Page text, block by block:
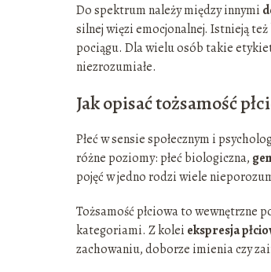
Do spektrum należy między innymi
silnej więzi emocjonalnej. Istnieją
pociągu. Dla wielu osób takie
niezrozumiałe.
Jak opisać tożsamość
Płeć w sensie społecznym i
różne poziomy: płeć biologiczna,
pojęć w jedno rodzi wiele
Tożsamość płciowa to wewnętrzne
kategoriami. Z kolei ekspresja
zachowaniu, doborze imienia czy